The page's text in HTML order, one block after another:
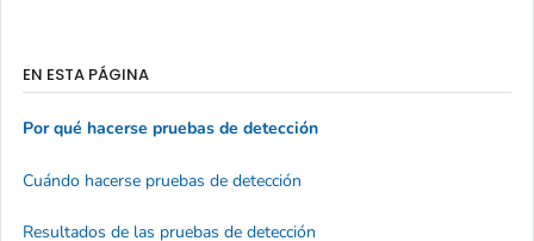
EN ESTA PÁGINA
Por qué hacerse pruebas de detección
Cuándo hacerse pruebas de detección
Resultados de las pruebas de detección